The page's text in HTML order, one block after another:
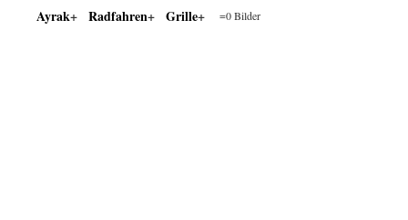
Ayrak Radfahren Grille =0 Bilder